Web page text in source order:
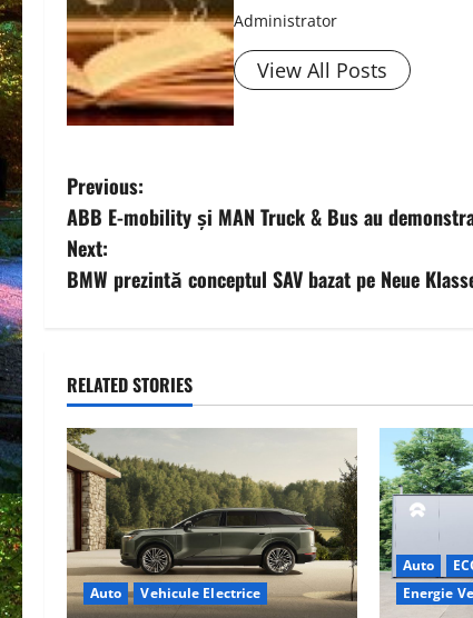
Administrator
View All Posts
P
o
s
n
a
v
i
g
Previous:
ABB E-mobility și MAN Truck & Bus au
Next:
BMW prezintă conceptul SAV bazat pe Neue
RELATED STORIES
Auto Vehicule Electrice
Auto
Energie